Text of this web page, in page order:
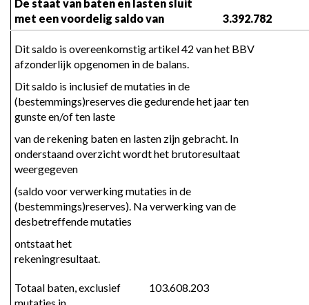
navigatie
Jaarverslag
Programmaverantwoording
Programmaverantwoording
De staat van baten en lasten sluit
met een voordelig saldo van
3.392.782
Dit saldo is overeenkomstig artikel 42 van het BBV
afzonderlijk opgenomen in de balans.
Dit saldo is inclusief de mutaties in de
(bestemmings)reserves die gedurende het jaar ten
gunste en/of ten laste
van de rekening baten en lasten zijn gebracht. In
onderstaand overzicht wordt het brutoresultaat
weergegeven
(saldo voor verwerking mutaties in de
(bestemmings)reserves). Na verwerking van de
desbetreffende mutaties
ontstaat het
rekeningresultaat.
Totaal baten, exclusief
103.608.203